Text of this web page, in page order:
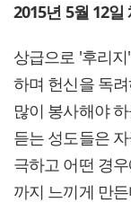
2015년 5월 12일
상급으로 '후리
하며 헌신을 독
많이 봉사해야
듣는 성도들은
극하고 어떤 경
까지 느끼게 만